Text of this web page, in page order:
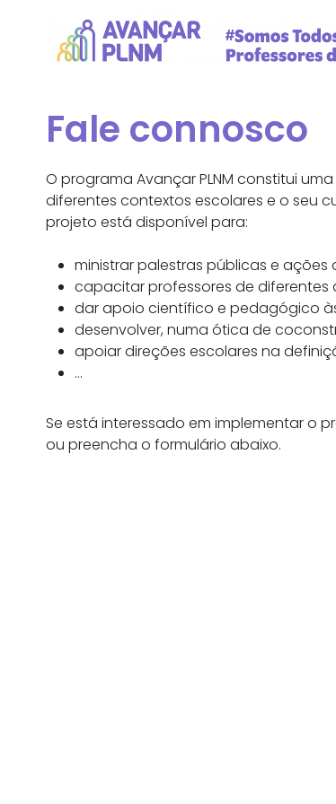
Fale connosco
O programa Avançar PLNM constitui
diferentes contextos escolares e o seu
projeto está disponível para:
ministrar palestras públicas e ações
capacitar professores de diferentes
dar apoio científico e pedagógico
desenvolver, numa ótica de
apoiar direções escolares na
…
Se está interessado em implementar o
ou preencha o formulário abaixo.